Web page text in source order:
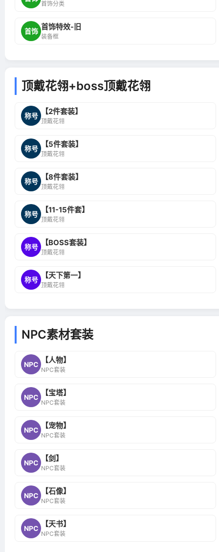
首饰分类
首饰 首饰特效-旧
装备框
顶戴花翎+boss顶戴花翎
称号 【2件套装】
顶戴花翎
称号 【5件套装】
顶戴花翎
称号 【8件套装】
顶戴花翎
称号 【11-15件套】
顶戴花翎
称号 【BOSS套装】
顶戴花翎
称号 【天下第一】
顶戴花翎
NPC素材套装
NPC 【人物】
NPC套装
NPC 【宝塔】
NPC套装
NPC 【宠物】
NPC套装
NPC 【剑】
NPC套装
NPC 【石像】
NPC套装
NPC 【天书】
NPC套装